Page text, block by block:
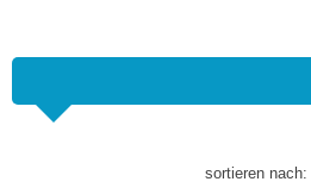
sortieren nach: